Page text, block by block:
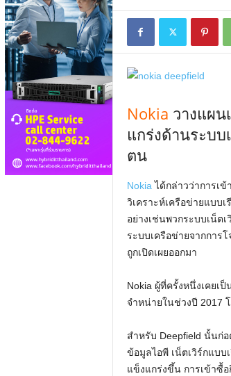
Nokia วางแผ
แกร่งด้านระบบ
ตน
Nokia ได้กล่าวว่าการเ
วิเคราะห์เครือข่ายแบบ
อย่างเช่นพวกระบบเน็ต
ระบบเครือข่ายจากการ
ถูกเปิดเผยออกมา
Nokia ผู้ที่ครั้งหนึ่งเคยเ
จำหน่ายในช่วงปี 2017
สำหรับ Deepfield นั้นก่
ข้อมูลไอพี เน็ตเวิร์กแบ
แข็งแกร่งขึ้น การเข้าซื้อ